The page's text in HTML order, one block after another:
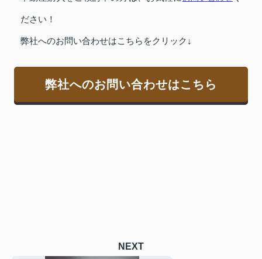
ださい！
弊社へのお問い合わせはこちらをクリック↓
弊社へのお問い合わせはこちら
NEXT